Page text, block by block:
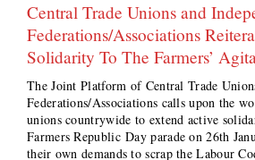
Central Trade Unions and
Federations/Associations
Solidarity To The Farmers’
The Joint Platform of Central Trade
Federations/Associations calls upon the
unions countrywide to extend active
Farmers Republic Day parade on 26th
their own demands to scrap the Labour